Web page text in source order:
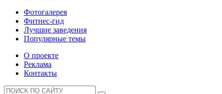
Фотогалерея
Фитнес-гид
Лучшие заведения
Популярные темы
О проекте
Реклама
Контакты